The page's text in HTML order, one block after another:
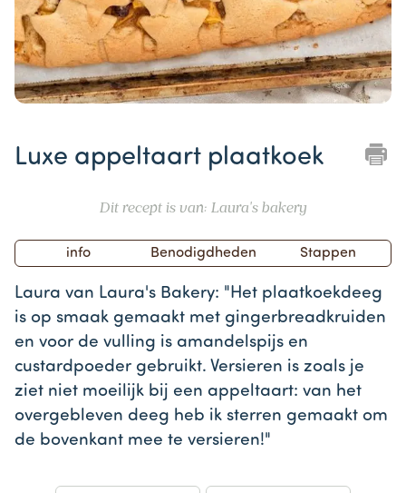
Luxe appeltaart plaatkoek
Dit recept is van: Laura's bakery
of
info Benodigdheden Stappen
Laura van Laura's Bakery: "Het plaatkoekdeeg
is op smaak gemaakt met gingerbreadkruiden
en voor de vulling is amandelspijs en
custardpoeder gebruikt. Versieren is zoals je
ziet niet moeilijk bij een appeltaart: van het
overgebleven deeg heb ik sterren gemaakt om
de bovenkant mee te versieren!"